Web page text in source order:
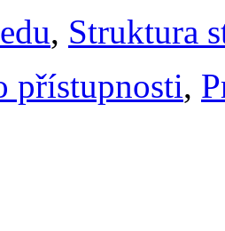
, Struktura
přístupnosti,